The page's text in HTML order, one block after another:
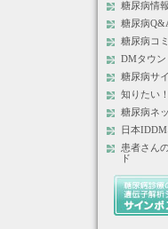
糖尿病情
糖尿病
糖尿病コ
DMタウン
糖尿病サ
知りたい
糖尿病ネ
日本
患者さん
ド